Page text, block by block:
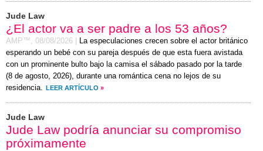
Jude Law
¿El actor va a ser padre a los 53 años?
AMP™, 08/08/2026
La especulaciones crecen sobre el actor británico
esperando un bebé con su pareja después de que esta fuera avistada
con un prominente bulto bajo la camisa el sábado pasado por la tarde
(8 de agosto, 2026), durante una romántica cena no lejos de su
residencia. LEER ARTÍCULO »
Jude Law
Jude Law podría anunciar su compromiso
próximamente